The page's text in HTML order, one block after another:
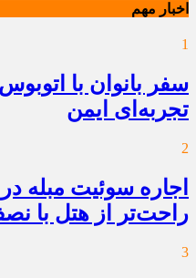
اخبار مهم
1
سفر بانوان با
تجربه‌ای ایمن
2
اجاره سوئیت مبله
راحت‌تر از هتل با
3